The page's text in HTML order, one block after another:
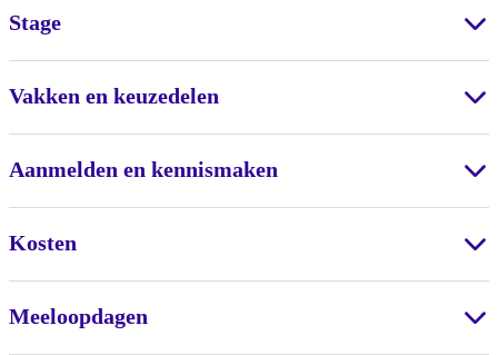
Stage
Vakken en keuzedelen
Aanmelden en kennismaken
Kosten
Meeloopdagen